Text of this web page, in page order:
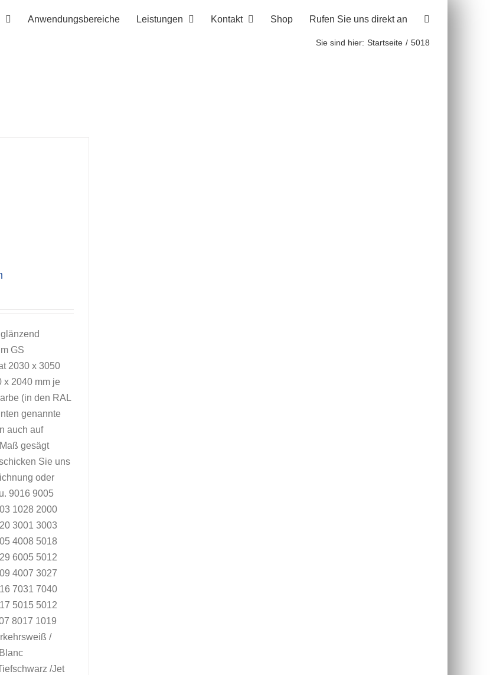
Anwendungsbereiche Leistungen Kontakt Shop Rufen Sie uns direkt an
Sie sind hier: Startseite 5018
GS
2030 x 3050
x 2040 mm je
(in den RAL
genannte
auch auf
gesägt
Sie uns
oder
9016 9005
1028 2000
3001 3003
4008 5018
6005 5012
4007 3027
7031 7040
5015 5012
8017 1019
/
/Jet